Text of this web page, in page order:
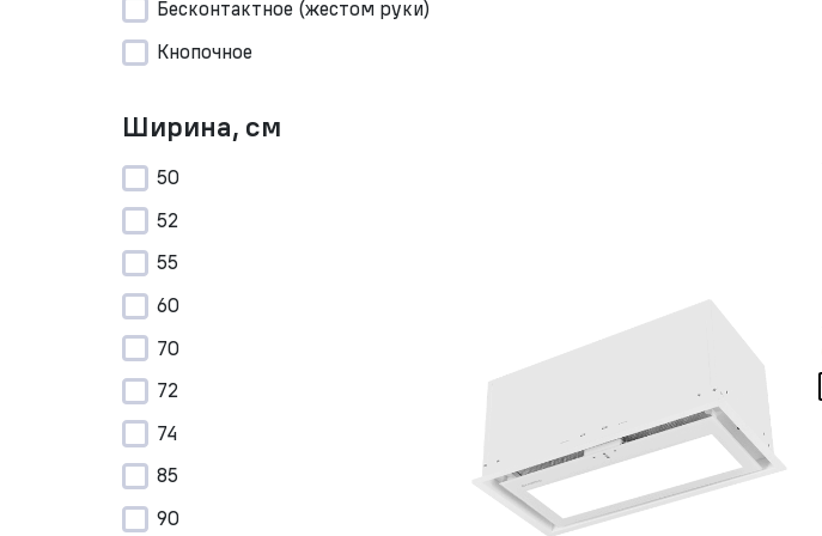
Бесконтактное (жестом руки)
Кнопочное
Ширина, см
50
52
55
60
70
72
74
85
90